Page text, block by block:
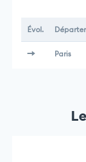
Évol.
Paris